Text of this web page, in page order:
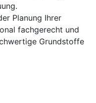
Planung Ihrer
fachgerecht und
Grundstoffe